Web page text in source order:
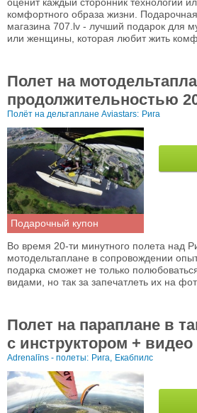
комфортного образа жизни.
магазина 707.lv - лучший подарок для
или женщины, которая любит жить
Полет на
продолжительностью
Полёт на дельтаплане Aviastars: Рига
Подарочный купон
Во время 20-ти минутного полета над
мотодельтаплане в сопровождении
подарка сможет не только
видами, но так за запечатлеть их на
Полет на параплане в
с инструктором + видео
Adrenalīns - полеты: Рига, Екабпилс